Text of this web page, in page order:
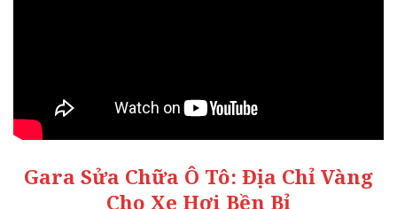
Gara Sửa Chữa Ô Tô: Địa Chỉ Vàng
Cho Xe Hơi Bền Bỉ